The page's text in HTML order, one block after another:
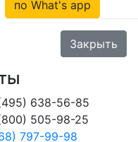
по What's app
Закрыть
638-56-85
505-98-25
797-99-98